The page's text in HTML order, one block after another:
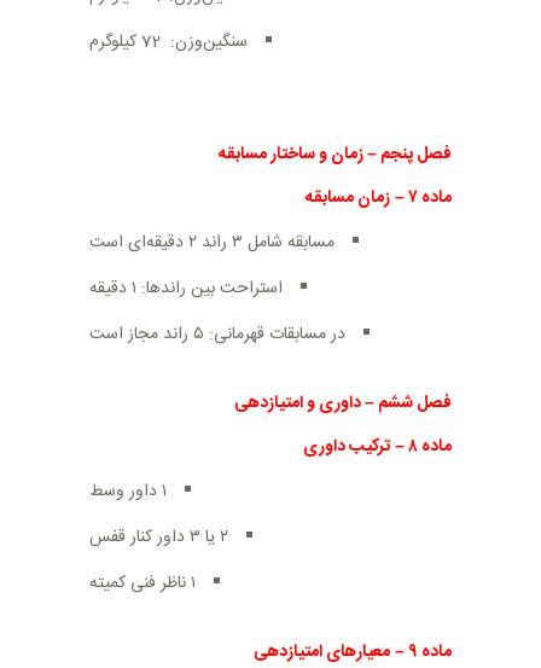
سنگین‌وزن: 72 کیلوگرم
فصل پنجم–زمان و ساختار مسابقه
ماده۷–زمان مسابقه
مسابقه شامل ۳ راند ۲ دقیقه‌ای است
استراحت بین راندها: ۱ دقیقه
در مسابقات قهرمانی: ۵ راند مجاز است
فصل ششم–داوری و امتیازدهی
ماده۸–ترکیب داوری
۱ داور وسط
۲ یا ۳ داور کنار قفس
۱ ناظر فنی کمیته
ماده ۹–معیارهای امتیازدهی